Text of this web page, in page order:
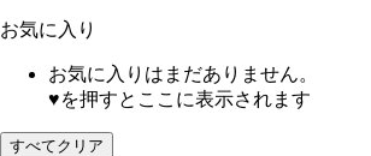
お気に入り
お気に入りはまだありません。
♥を押すとここに表示されます
すべてクリア